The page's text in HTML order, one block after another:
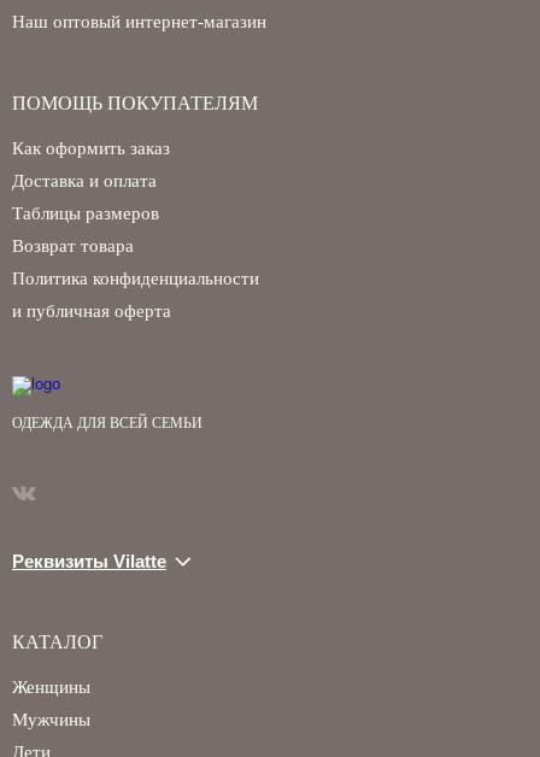
ОДЕЖДА ДЛЯ ВСЕЙ СЕМЬИ
Реквизиты Vilatte
Наш оптовый интернет-магазин
ПОМОЩЬ ПОКУПАТЕЛЯМ
Как оформить заказ
Доставка и оплата
Таблицы размеров
Возврат товара
Политика конфиденциальности
и публичная оферта
КАТАЛОГ
Женщины
Мужчины
Дети